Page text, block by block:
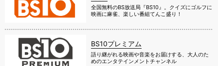
全国無料のBS放送局『BS10』。クイズにゴルフに
映画に麻雀、楽しい番組てんこ盛り！
BS10プレミアム
語り継がれる映画や音楽をお届けする、大人のた
めのエンタテインメントチャンネル